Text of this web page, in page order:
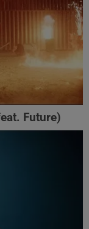
Future)